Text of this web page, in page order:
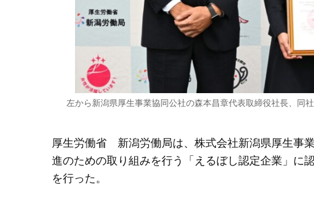
左から新潟県厚生事業協同公社の森本昌章代表取締役社長、同
厚生労働省 新潟労働局は、株式会社新潟県厚生事
進のための取り組みを行う「えるぼし認定企業」に
を行った。